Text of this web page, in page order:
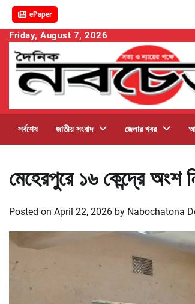
ePaper
Skip
content
Friday, August 7, 2026
সর্বশেষ জাতীয় সংবাদ জেলার খবর
মেহেরপুরে ১৬ কেন্দ্রে অংশ
Posted on April 22, 2026 by Nabochatona